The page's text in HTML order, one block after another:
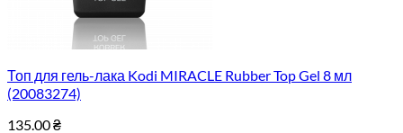
Топ для гель-лака Kodi MIRACLE Rubber Top Gel 8 мл
(20083274)
135.00₴